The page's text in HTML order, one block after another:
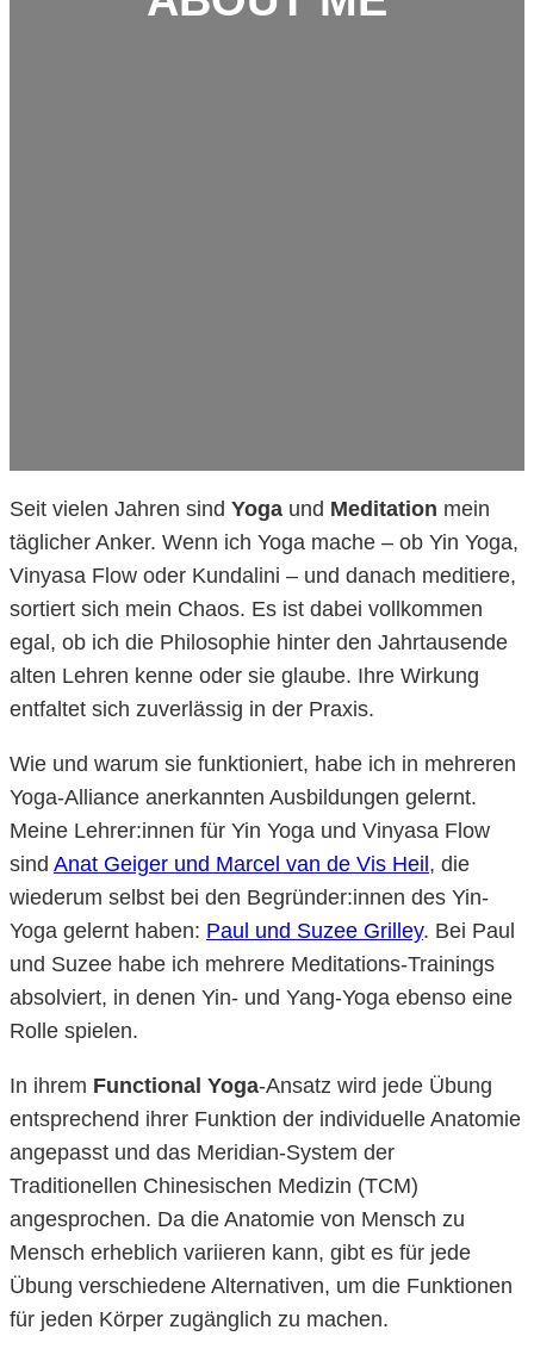
Seit vielen Jahren sind Yoga und Meditation mein
täglicher Anker. Wenn ich Yoga mache – ob Yin Yoga,
Vinyasa Flow oder Kundalini – und danach meditiere,
sortiert sich mein Chaos. Es ist dabei vollkommen
egal, ob ich die Philosophie hinter den Jahrtausende
alten Lehren kenne oder sie glaube. Ihre Wirkung
entfaltet sich zuverlässig in der Praxis.
Wie und warum sie funktioniert, habe ich in mehreren
Yoga-Alliance anerkannten Ausbildungen gelernt.
Meine Lehrer:innen für Yin Yoga und Vinyasa Flow
sind Anat Geiger und Marcel van de Vis Heil , die
wiederum selbst bei den Begründer:innen des Yin-
Yoga gelernt haben: Paul und Suzee Grilley. Bei Paul
und Suzee habe ich mehrere Meditations-Trainings
absolviert, in denen Yin- und Yang-Yoga ebenso eine
Rolle spielen.
In ihrem Functional Yoga-Ansatz wird jede Übung
entsprechend ihrer Funktion der individuelle Anatomie
angepasst und das Meridian-System der
Traditionellen Chinesischen Medizin (TCM)
angesprochen. Da die Anatomie von Mensch zu
Mensch erheblich variieren kann, gibt es für jede
Übung verschiedene Alternativen, um die Funktionen
für jeden Körper zugänglich zu machen.